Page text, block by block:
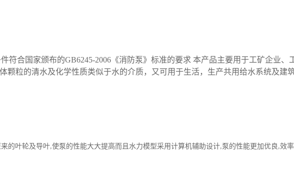
符合国家颁布的GB6245-2006《消防泵》标准的要求 本产品主要用于工矿企业
颗粒的清水及化学性质类似于水的介质，又可用于生活，生产共用给水系统及建
的叶轮及导叶,使泵的性能大大提高而且水力模型采用计算机辅助设计,泵的性能更加优良,效